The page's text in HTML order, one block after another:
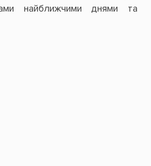
найближчими днями та